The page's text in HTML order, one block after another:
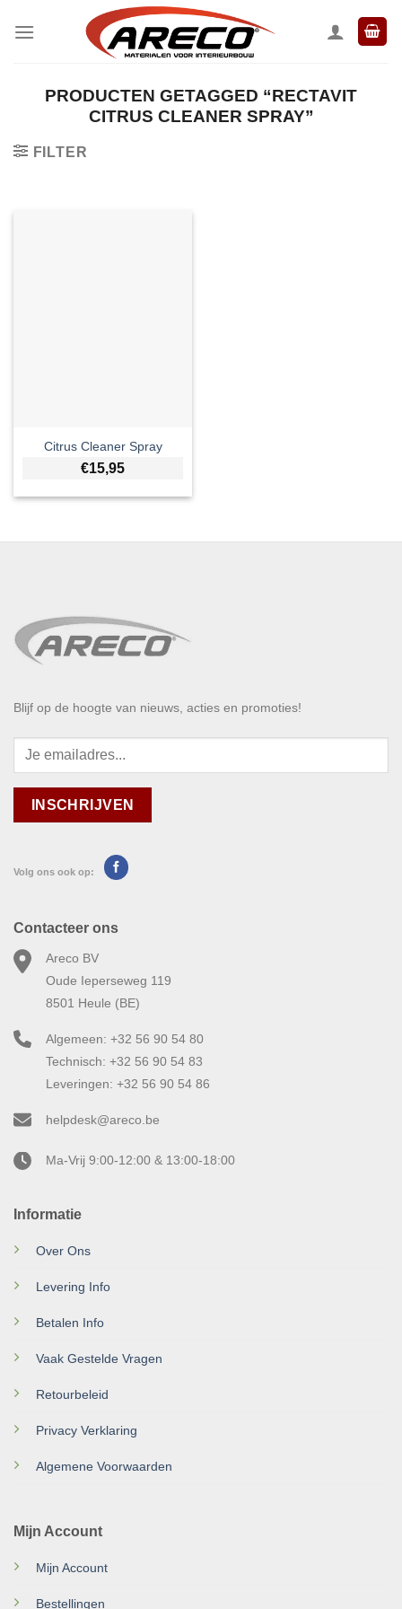
naar
PRODUCTEN GETAGGED “RECTAVIT
CITRUS CLEANER SPRAY”
FILTER
Citrus Cleaner Spray
€15,95
Blijf op de hoogte van nieuws, acties en promoties!
Volg ons ook op:
Informatie
Over Ons
Levering Info
Betalen Info
Vaak Gestelde Vragen
Retourbeleid
Privacy Verklaring
Algemene Voorwaarden
Mijn Account
Mijn Account
Bestellingen
Contacteer ons
Areco BV
Oude Ieperseweg 119
8501 Heule (BE)
Algemeen: +32 56 90 54 80
Technisch: +32 56 90 54 83
Leveringen: +32 56 90 54 86
helpdesk@areco.be
Ma-Vrij 9:00-12:00 & 13:00-18:00